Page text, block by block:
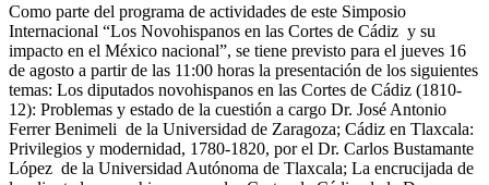
Como parte del programa de actividades de este Simposio
Internacional “Los Novohispanos en las Cortes de Cádiz y su
impacto en el México nacional”, se tiene previsto para el jueves 16
de agosto a partir de las 11:00 horas la presentación de los siguientes
temas: Los diputados novohispanos en las Cortes de Cádiz (1810-
12): Problemas y estado de la cuestión a cargo Dr. José Antonio
Ferrer Benimeli de la Universidad de Zaragoza; Cádiz en Tlaxcala:
Privilegios y modernidad, 1780-1820, por el Dr. Carlos Bustamante
López de la Universidad Autónoma de Tlaxcala; La encrucijada de